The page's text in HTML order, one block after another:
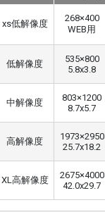
xs低解像度
268×400
WEB用
低解像度
535×800
5.8x3.8
中解像度
803×1200
8.7x5.7
高解像度
1973×2950
25.7x18.2
XL高解像度
2675×4000
42.0x29.7